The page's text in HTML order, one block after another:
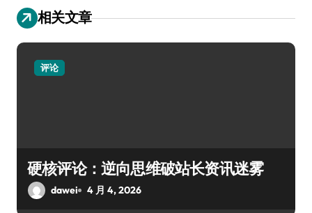
相关文章
评论
硬核评论：逆向思维破站长资讯迷雾
dawei 4 月 4, 2026